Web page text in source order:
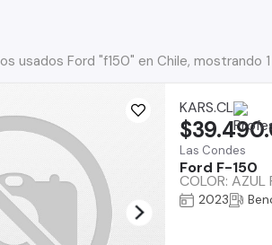
usados Ford "f150" en Chile, mostrando
KARS.CL
Las Condes
Ford F-150
COLOR:
2023